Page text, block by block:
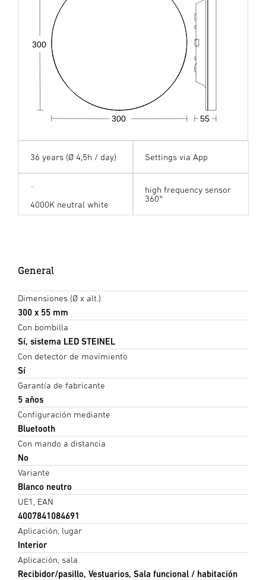
55
300
300
36 years (Ø 4,5h / day) Settings via App
4000K neutral white
high frequency sensor
360°
General
Dimensiones (Ø x alt.)
300 x 55 mm
Con bombilla
Sí, sistema LED STEINEL
Con detector de movimiento
Sí
Garantía de fabricante
5 años
Configuración mediante
Bluetooth
Con mando a distancia
No
Variante
Blanco neutro
UE1, EAN
4007841084691
Aplicación, lugar
Interior
Aplicación, sala
Recibidor/pasillo, Vestuarios, Sala funcional / habitación